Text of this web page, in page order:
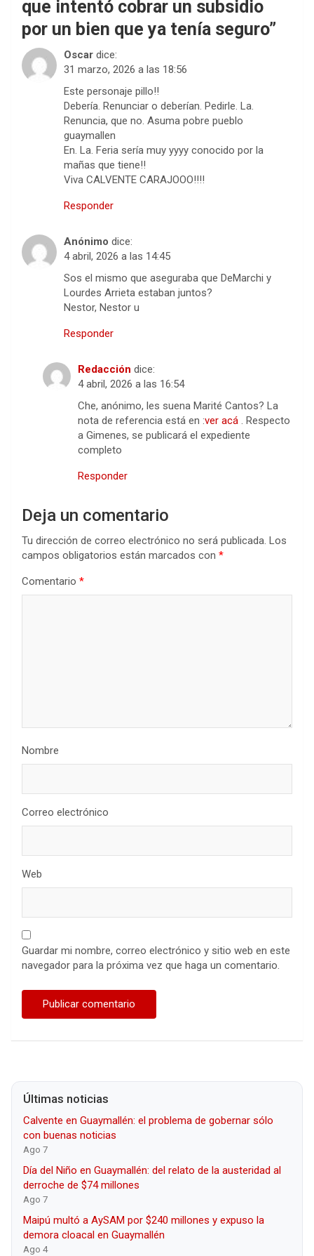
que intentó cobrar un subsidio
por un bien que ya tenía seguro”
Oscar dice:
31 marzo, 2026 a las 18:56
Este personaje pillo!!
Debería. Renunciar o deberían. Pedirle. La.
Renuncia, que no. Asuma pobre pueblo
guaymallen
En. La. Feria sería muy yyyy conocido por la
mañas que tiene!!
Viva CALVENTE CARAJOOO!!!!
Responder
Anónimo dice:
4 abril, 2026 a las 14:45
Sos el mismo que aseguraba que DeMarchi y
Lourdes Arrieta estaban juntos?
Nestor, Nestor u
Responder
Redacción dice:
4 abril, 2026 a las 16:54
Che, anónimo, les suena Marité Cantos? La
nota de referencia está en :ver acá . Respecto
a Gimenes, se publicará el expediente
completo
Responder
Deja un comentario
Tu dirección de correo electrónico no será publicada. Los
campos obligatorios están marcados con *
Comentario *
Nombre
Correo electrónico
Web
Guardar mi nombre, correo electrónico y sitio web en este
navegador para la próxima vez que haga un comentario.
Últimas noticias
Calvente en Guaymallén: el problema de gobernar sólo
con buenas noticias
Ago 7
Día del Niño en Guaymallén: del relato de la austeridad al
derroche de $74 millones
Ago 7
Maipú multó a AySAM por $240 millones y expuso la
demora cloacal en Guaymallén
Ago 4